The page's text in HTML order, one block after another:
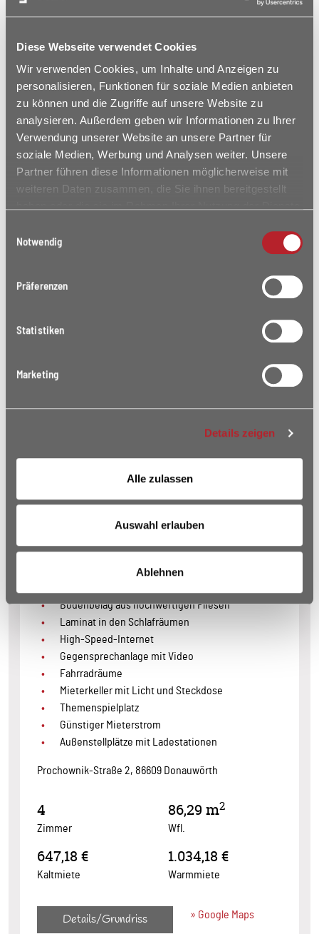
Diese Webseite verwendet Cookies
Wir verwenden Cookies, um Inhalte und Anzeigen zu
personalisieren, Funktionen für soziale Medien anbieten
zu können und die Zugriffe auf unsere Website zu
analysieren. Außerdem geben wir Informationen zu Ihrer
Verwendung unserer Website an unsere Partner für
soziale Medien, Werbung und Analysen weiter. Unsere
Partner führen diese Informationen möglicherweise mit
weiteren Daten zusammen, die Sie ihnen bereitgestellt
Notwendig
Präferenzen
Statistiken
Marketing
Details zeigen
Alle zulassen
Auswahl erlauben
Ablehnen
MODERNE 4-ZIMMER-
LAGE IN DONAUWÖRTH! NUR
Qualitätssiegel Nachhaltiges Gebäude
Jede Wohnung mit Balkon, Loggia oder Terrasse
Edle Badezimmermöbel
Duschtrennwände aus Glas
Waschmaschinen- und Trockneranschluss
Fußbodenheizung aus Nahwärmenetz
Bodenbelag aus hochwertigen Fliesen
Laminat in den Schlafräumen
High-Speed-Internet
Gegensprechanlage mit Video
Fahrradräume
Mieterkeller mit Licht und Steckdose
Themenspielplatz
Günstiger Mieterstrom
Außenstellplätze mit Ladestationen
Prochownik-Straße 2, 86609 Donauwörth
4
Zimmer
86,29 m2
Wfl.
647,18 €
Kaltmiete
1.034,18 €
Warmmiete
Details/Grundriss » Google Maps